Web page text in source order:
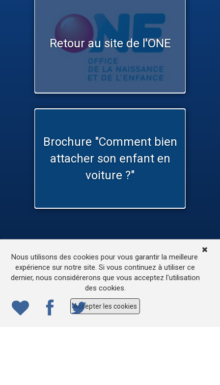
Retour au site de l'ONE
Brochure "Comment bien
attacher son enfant en
voiture ?"
L’accessibilité de ce site
© 2022ONE.be– Production : Dew production – Tous
droits réservés – Webdesign: Lokidor
Nous utilisons des cookies pour vous garantir la meilleure
expérience sur notre site. Si vous continuez à utiliser ce
dernier, nous considérerons que vous acceptez l'utilisation
des cookies.
Accepter les cookies